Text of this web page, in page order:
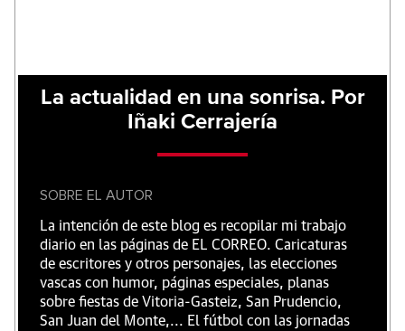
La actualidad en una sonrisa. Por
Iñaki Cerrajería
SOBRE EL AUTOR
La intención de este blog es recopilar mi trabajo
diario en las páginas de EL CORREO. Caricaturas
de escritores y otros personajes, las elecciones
vascas con humor, páginas especiales, planas
sobre fiestas de Vitoria-Gasteiz, San Prudencio,
San Juan del Monte,... El fútbol con las jornadas